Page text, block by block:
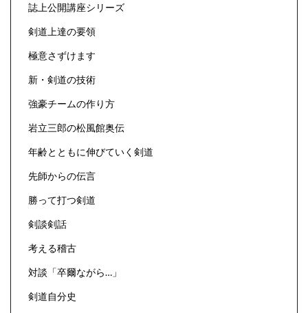
誌上公開講座シリーズ
剣道上達の要領
極意さずけます
新・剣道の技術
強豪チームの作り方
岩立三郎の松風館奥伝
年齢とともに伸びていく剣道
先師からの伝言
勝って打つ剣道
剣談剣話
考える稽古
対談「卒爾ながら…」
剣道自分史